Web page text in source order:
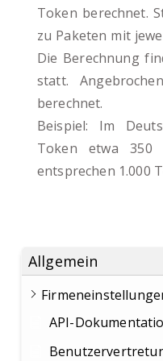
Allgemein
API-
Token berechnet.
zu Paketen mit
Die Berechnung
statt.
berechnet.
Beispiel: Im
Token etwa 350
entsprechen 1.000